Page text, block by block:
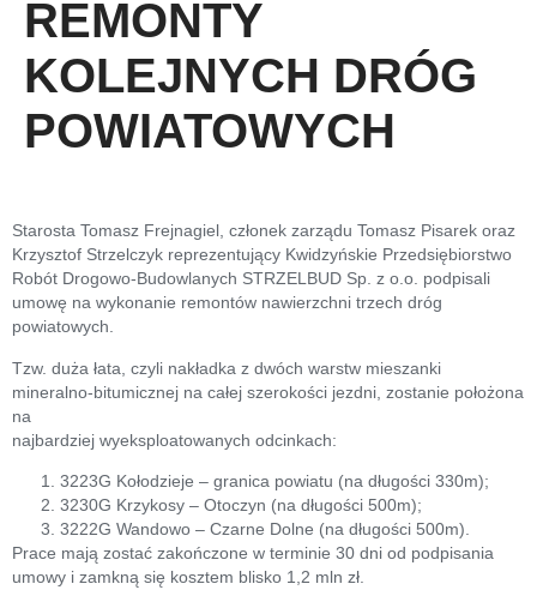
REMONTY
KOLEJNYCH DRÓG
POWIATOWYCH
Starosta Tomasz Frejnagiel, członek zarządu Tomasz Pisarek oraz
Krzysztof Strzelczyk reprezentujący Kwidzyńskie Przedsiębiorstwo
Robót Drogowo-Budowlanych STRZELBUD Sp. z o.o. podpisali
umowę na wykonanie remontów nawierzchni trzech dróg
powiatowych.
Tzw. duża łata, czyli nakładka z dwóch warstw mieszanki
mineralno-bitumicznej na całej szerokości jezdni, zostanie położona
na
najbardziej wyeksploatowanych odcinkach:
3223G Kołodzieje – granica powiatu (na długości 330m);
3230G Krzykosy – Otoczyn (na długości 500m);
3222G Wandowo – Czarne Dolne (na długości 500m).
Prace mają zostać zakończone w terminie 30 dni od podpisania
umowy i zamkną się kosztem blisko 1,2 mln zł.